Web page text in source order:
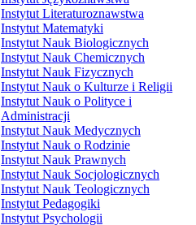
Instytut Literaturoznawstwa
Instytut Matematyki
Instytut Nauk Biologicznych
Instytut Nauk Chemicznych
Instytut Nauk Fizycznych
Instytut Nauk o Kulturze i Religii
Instytut Nauk o Polityce i
Administracji
Instytut Nauk Medycznych
Instytut Nauk o Rodzinie
Instytut Nauk Prawnych
Instytut Nauk Socjologicznych
Instytut Nauk Teologicznych
Instytut Pedagogiki
Instytut Psychologii